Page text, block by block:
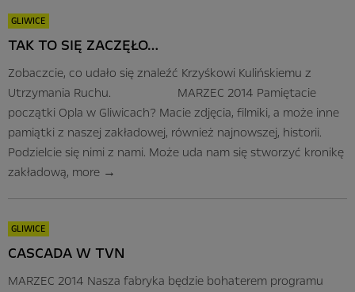
GLIWICE
TAK TO SIĘ ZACZĘŁO…
Zobaczcie, co udało się znaleźć Krzyśkowi Kulińskiemu z
Utrzymania Ruchu. MARZEC 2014 Pamiętacie
początki Opla w Gliwicach? Macie zdjęcia, filmiki, a może inne
pamiątki z naszej zakładowej, również najnowszej, historii.
Podzielcie się nimi z nami. Może uda nam się stworzyć kronikę
zakładową, more →
GLIWICE
CASCADA W TVN
MARZEC 2014 Nasza fabryka będzie bohaterem programu